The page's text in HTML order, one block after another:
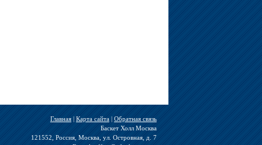
Главная| Карта сайта| Обратная связь
Баскет Холл Москва
121552, Россия, Москва, ул. Островная, д. 7